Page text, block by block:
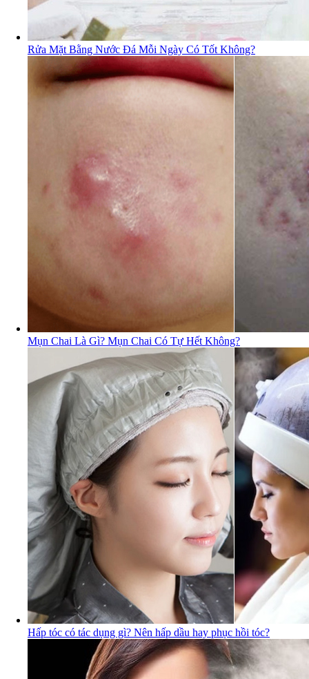
Rửa Mặt Bằng Nước Đá Mỗi Ngày Có Tốt Không?
Mụn Chai Là Gì? Mụn Chai Có Tự Hết Không?
Hấp tóc có tác dụng gì? Nên hấp dầu hay phục hồi tóc?